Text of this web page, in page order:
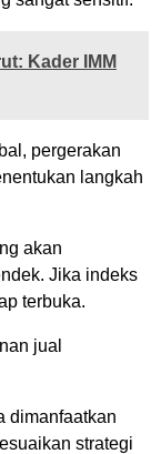
Kader IMM
pergerakan
langkah
akan
Jika indeks
terbuka.
jual
dimanfaatkan
strategi